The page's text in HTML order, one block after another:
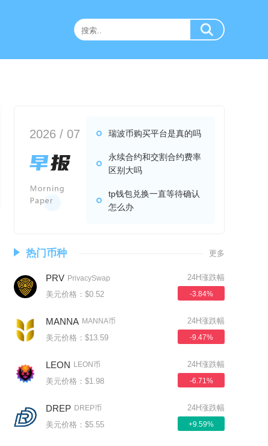
2026 / 07 瑞波币购买平台是真的吗
永续合约和交割合约费率
区别大吗
tp钱包兑换一直等待确认
怎么办
热门币种 更多
PRV PrivacySwap
美元价格：$0.52
24H涨跌幅
-3.84%
MANNA MANNA币
美元价格：$13.59
24H涨跌幅
-9.47%
LEON LEON币
美元价格：$1.98
24H涨跌幅
-6.71%
DREP DREP币
美元价格：$5.55
24H涨跌幅
+9.59%